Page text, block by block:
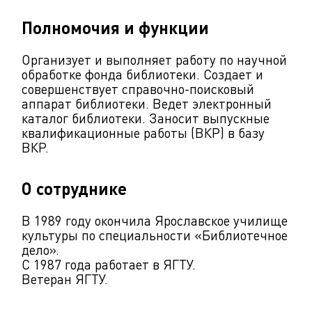
Полномочия и функции
Организует и выполняет работу по научной
обработке фонда библиотеки. Создает и
совершенствует справочно-поисковый
аппарат библиотеки. Ведет электронный
каталог библиотеки. Заносит выпускные
квалификационные работы (ВКР) в базу
ВКР.
О сотруднике
В 1989 году окончила Ярославское училище
культуры по специальности «Библиотечное
дело».
С 1987 года работает в ЯГТУ.
Ветеран ЯГТУ.